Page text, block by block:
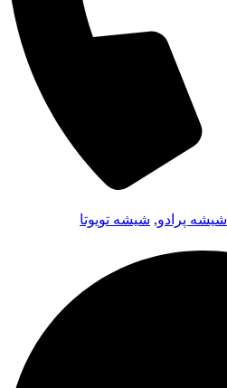
شیشه پرادو, شیشه تویوتا